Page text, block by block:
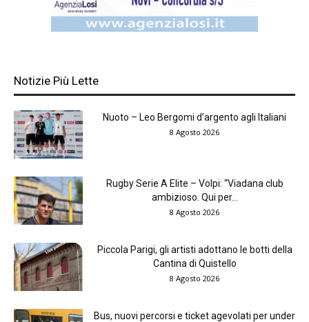
Notizie Più Lette
Nuoto – Leo Bergomi d’argento agli Italiani
8 Agosto 2026
Rugby Serie A Elite – Volpi: “Viadana club
ambizioso. Qui per...
8 Agosto 2026
Piccola Parigi, gli artisti adottano le botti della
Cantina di Quistello
8 Agosto 2026
Bus, nuovi percorsi e ticket agevolati per under